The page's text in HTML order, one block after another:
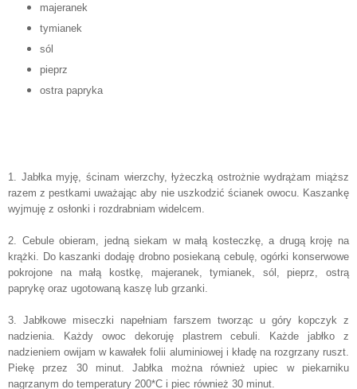
majeranek
tymianek
sól
pieprz
ostra papryka
1. Jabłka myję, ścinam wierzchy, łyżeczką ostrożnie wydrążam miąższ
razem z pestkami uważając aby nie uszkodzić ścianek owocu. Kaszankę
wyjmuję z osłonki i rozdrabniam widelcem.
2. Cebule obieram, jedną siekam w małą kosteczkę, a drugą kroję na
krążki. Do kaszanki dodaję drobno posiekaną cebulę, ogórki konserwowe
pokrojone na małą kostkę, majeranek, tymianek, sól, pieprz, ostrą
paprykę oraz ugotowaną kaszę lub grzanki.
3. Jabłkowe miseczki napełniam farszem tworząc u góry kopczyk z
nadzienia. Każdy owoc dekoruję plastrem cebuli. Każde jabłko z
nadzieniem owijam w kawałek folii aluminiowej i kładę na rozgrzany ruszt.
Piekę przez 30 minut. Jabłka można również upiec w piekarniku
nagrzanym do temperatury 200*C i piec również 30 minut.